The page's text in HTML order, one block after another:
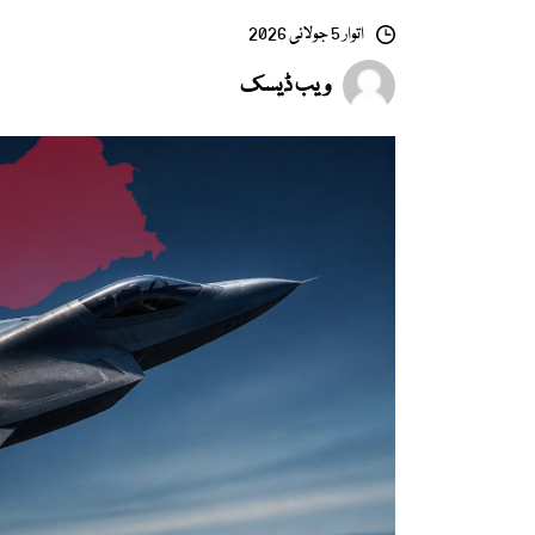
اتوار 5 جولائی 2026
ویب ڈیسک